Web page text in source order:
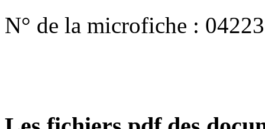
N° de la microfiche :